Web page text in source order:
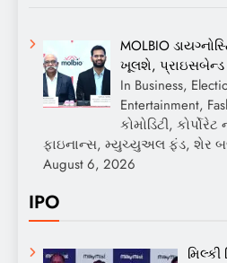
MOLBIO
ખૂલશે, પ્રાઇસબેન્ડ
In Business,
Entertainment,
કોમોડિટી,
ફાઇનાન્સ, મ્યુચ્યુઅલ ફંડ, શેર
August 6, 2026
IPO
મિલ્કી